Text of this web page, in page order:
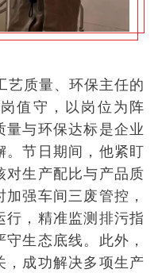
艺质量、环保主任的
值守，以岗位为阵
与环保达标是企业
。节日期间，他紧盯
对生产配比与产品质
强车间三废管控，
，精准监测排污指
生态底线。此外，
，成功解决多项生产